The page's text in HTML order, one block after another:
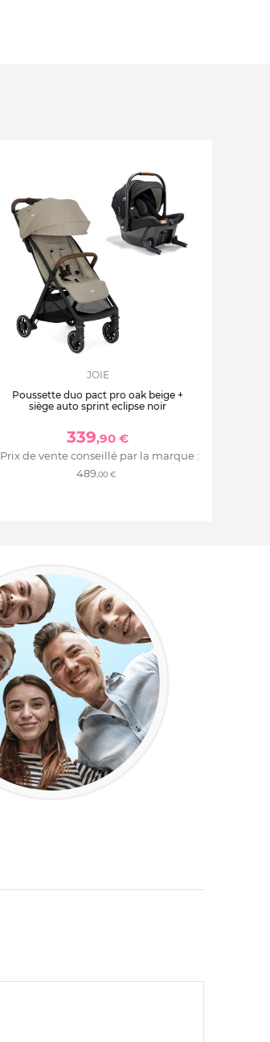
JOIE
Poussette duo pact pro oak beige +
siège auto sprint eclipse noir
339,90 €
Prix de vente conseillé par la marque :
489,00 €